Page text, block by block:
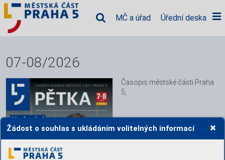
Žádost o souhlas s ukládáním volitelných informací
MČ a úřad Úřední deska
07-08/2026
Časopis městské části Praha
5,